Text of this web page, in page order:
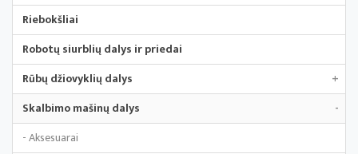
Riebokšliai
Robotų siurblių dalys ir priedai
Rūbų džiovyklių dalys
+
Skalbimo mašinų dalys
-
- Aksesuarai